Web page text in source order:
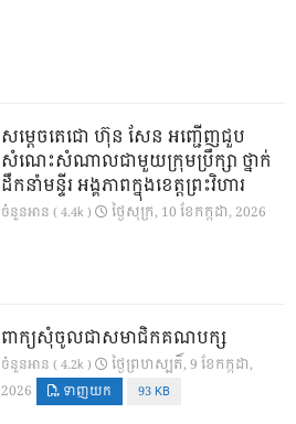
សម្តេចតេជោ ហ៊ុន សែន អញ្ជើញជួប
សំណេះសំណាលជាមួយក្រុមប្រឹក្សា ថ្នាក់
ដឹកនាំមន្ទីរ អង្គភាពក្នុងខេត្តព្រះវិហារ
ចំនួនអាន ( 4.4k ) ថ្ងៃ​សុក្រ, 10 ខែ​កក្កដា, 2026
ពាក្យសុំចូលជាសមាជិកគណបក្ស
ចំនួនអាន ( 4.2k )
ថ្ងៃ​ព្រហស្បតិ៍, 9 ខែ​កក្កដា,
2026
ទាញយក 93 KB